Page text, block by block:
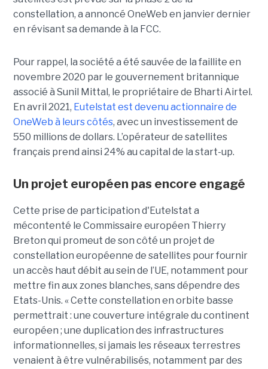
constellation, a annoncé OneWeb en janvier dernier
en révisant sa demande à la FCC.
Pour rappel, la société a été sauvée de la faillite en
novembre 2020 par le gouvernement britannique
associé à Sunil Mittal, le propriétaire de Bharti Airtel.
En avril 2021, Eutelstat est devenu actionnaire de
OneWeb à leurs côtés, avec un investissement de
550 millions de dollars. L’opérateur de satellites
français prend ainsi 24% au capital de la start-up.
Un projet européen pas encore engagé
Cette prise de participation d'Eutelstat a
mécontenté le Commissaire européen Thierry
Breton qui promeut de son côté un projet de
constellation européenne de satellites pour fournir
un accès haut débit au sein de l’UE, notamment pour
mettre fin aux zones blanches, sans dépendre des
Etats-Unis. « Cette constellation en orbite basse
permettrait : une couverture intégrale du continent
européen ; une duplication des infrastructures
informationnelles, si jamais les réseaux terrestres
venaient à être vulnérabilisés, notamment par des